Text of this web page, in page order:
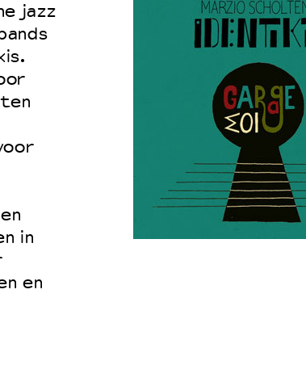
jazz
in
en